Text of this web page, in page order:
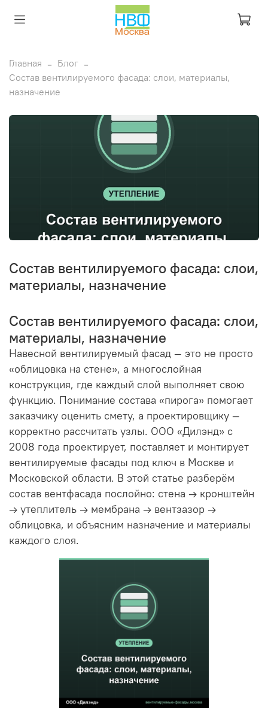
Главная
Блог
Состав вентилируемого фасада: слои, материалы,
назначение
Состав вентилируемого фасада: слои,
материалы, назначение
Состав вентилируемого фасада: слои,
материалы, назначение
Навесной вентилируемый фасад — это не просто
«облицовка на стене», а многослойная
конструкция, где каждый слой выполняет свою
функцию. Понимание состава «пирога» помогает
заказчику оценить смету, а проектировщику —
корректно рассчитать узлы. ООО «Дилэнд» с
2008 года проектирует, поставляет и монтирует
вентилируемые фасады под ключ в Москве и
Московской области. В этой статье разберём
состав вентфасада послойно: стена → кронштейн
→ утеплитель → мембрана → вентзазор →
облицовка, и объясним назначение и материалы
каждого слоя.